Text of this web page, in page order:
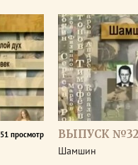
51 просмотр ВЫПУСК
Шамшин